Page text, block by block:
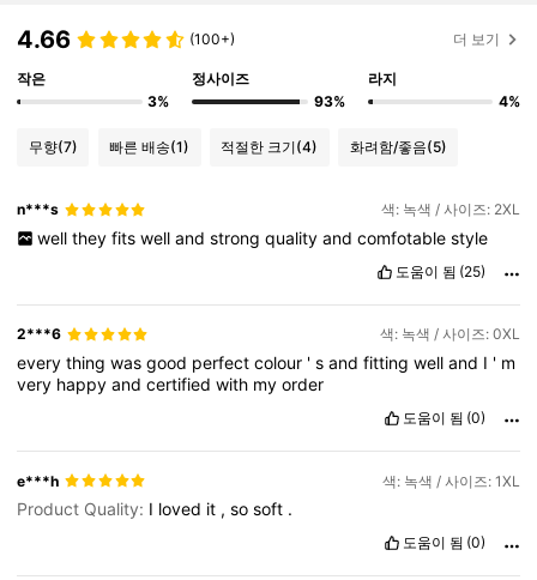
4.66 (100+) 더 보기
작은
3%
정사이즈
93%
라지
4%
무향(7) 빠른 배송(1) 적절한 크기(4) 화려함/좋음(5)
n***s 색: 녹색 / 사이즈: 2XL
well they fits well and strong quality and comfotable style
도움이 됨 (25)
2***6 색: 녹색 / 사이즈: 0XL
everythingwasgood perfectcolour 'sandfittingwelland I ' m
very happyandcertifiedwith myorder
도움이 됨 (0)
e***h 색: 녹색 / 사이즈: 1XL
Product Quality: I loved it ,sosoft .
도움이 됨 (0)